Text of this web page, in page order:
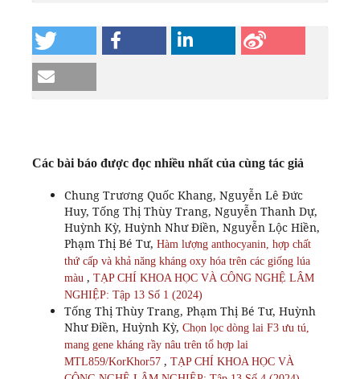
Các bài báo được đọc nhiều nhất của cùng tác giả
Chung Trương Quốc Khang, Nguyễn Lê Đức
Huy, Tống Thị Thùy Trang, Nguyễn Thanh Dự,
Huỳnh Kỳ, Huỳnh Như Điền, Nguyễn Lộc Hiền,
Phạm Thị Bé Tư, Hàm lượng anthocyanin, hợp chất
thứ cấp và khả năng kháng oxy hóa trên các giống lúa
màu , TẠP CHÍ KHOA HỌC VÀ CÔNG NGHỆ LÂM
NGHIỆP: Tập 13 Số 1 (2024)
Tống Thị Thùy Trang, Phạm Thị Bé Tư, Huỳnh
Như Điền, Huỳnh Kỳ, Chọn lọc dòng lai F3 ưu tú,
mang gene kháng rầy nâu trên tổ hợp lai
MTL859/KorKhor57 , TẠP CHÍ KHOA HỌC VÀ